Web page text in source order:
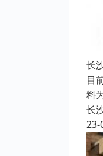
长
目
料
长
23-